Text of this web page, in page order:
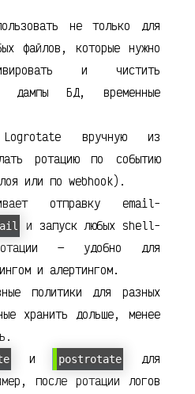
не только для
файлов, которые нужно
и чистить
дампы БД, временные
вручную из
ротацию по событию
или по webhook).
отправку email-
и запуск любых shell-
— удобно для
и алертингом.
политики для разных
хранить дольше, менее
и postrotate
для
после ротации логов